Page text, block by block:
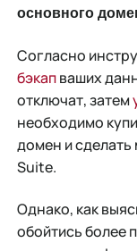
основного
Согласно
бэкапваших
отключат, затем
необходимо
домен и
Suite.
Однако, как
обойтись более